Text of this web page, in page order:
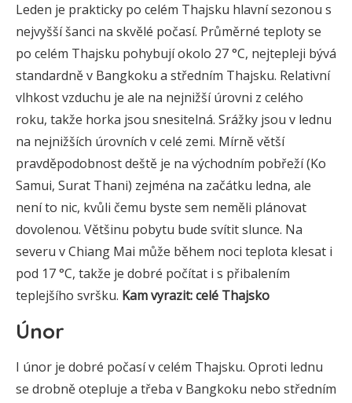
Leden je prakticky po celém Thajsku hlavní sezonou s
nejvyšší šanci na skvělé počasí. Průměrné teploty se
po celém Thajsku pohybují okolo 27 °C, nejtepleji bývá
standardně v Bangkoku a středním Thajsku. Relativní
vlhkost vzduchu je ale na nejnižší úrovni z celého
roku, takže horka jsou snesitelná. Srážky jsou v lednu
na nejnižších úrovních v celé zemi. Mírně větší
pravděpodobnost deště je na východním pobřeží (Ko
Samui, Surat Thani) zejména na začátku ledna, ale
není to nic, kvůli čemu byste sem neměli plánovat
dovolenou. Většinu pobytu bude svítit slunce. Na
severu v Chiang Mai může během noci teplota klesat i
pod 17 °C, takže je dobré počítat i s přibalením
teplejšího svršku. Kam vyrazit: celé Thajsko
Únor
I únor je dobré počasí v celém Thajsku. Oproti lednu
se drobně otepluje a třeba v Bangkoku nebo středním